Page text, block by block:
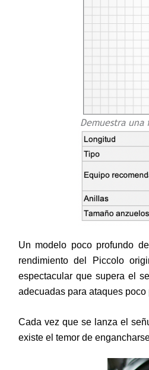
Demuestra
Un modelo poco profundo
rendimiento del Piccolo
espectacular que supera el
adecuadas para ataques
Cada vez que se lanza el
existe el temor de